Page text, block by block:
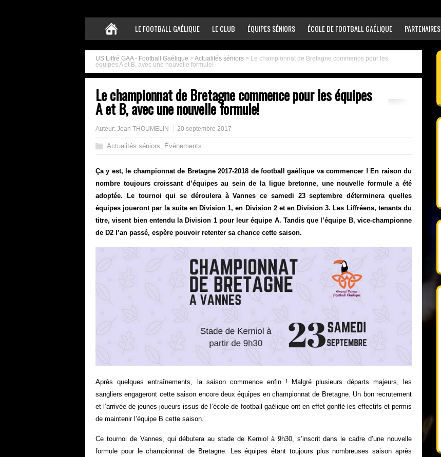
LE FOOTBALL GAÉLIQUE LE CLUB ÉQUIPES SÉNIORS ÉCOLE DE FOOTBALL GAÉLIQUE PARTENAIRES
US Liffré GAA - Football Gaélique >Actualités séniors > Le championnat de Bretagne commence pour les
équipes A et B, avec une nouvelle formule!
Le championnat de Bretagne commence pour les équipes
A et B, avec une nouvelle formule!
Auteur: Jean THOUMELIN 20 septembre 2017
Actualités séniors, Événements
Ça y est, le championnat de Bretagne 2017-2018 de football gaélique va commencer ! En raison du
nombre toujours croissant d’équipes au sein de la ligue bretonne, une nouvelle formule a été
adoptée. Le tournoi qui se déroulera à Vannes ce samedi 23 septembre déterminera quelles
équipes joueront par la suite en Division 1, en Division 2 et en Division 3. Les Liffréens, tenants du
titre, visent bien entendu la Division 1 pour leur équipe A. Tandis que l’équipe B, vice-championne
de D2 l’an passé, espère pouvoir retenter sa chance cette saison.
Après quelques entraînements, la saison commence enfin ! Malgré plusieurs départs majeurs, les
sangliers engageront cette saison encore deux équipes en championnat de Bretagne. Un bon recrutement
et l’arrivée de jeunes joueurs issus de l’école de football gaélique ont en effet gonflé les effectifs et permis
de maintenir l’équipe B cette saison.
Ce tournoi de Vannes, qui débutera au stade de Kerniol à 9h30, s’inscrit dans le cadre d’une nouvelle
formule pour le championnat de Bretagne. Les équipes étant toujours plus nombreuses saison après